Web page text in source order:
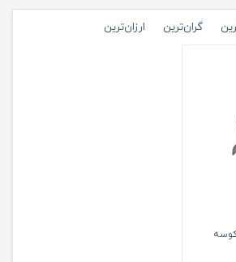
گران‌ترین ارزان‌ترین
کوسه